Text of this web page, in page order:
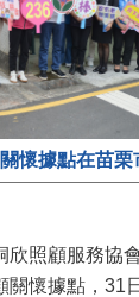
懷據點在苗栗
欣照顧服務協
關懷據點，31